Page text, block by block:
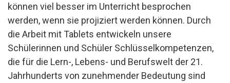
können viel besser im Unterricht besprochen
werden, wenn sie projiziert werden können. Durch
die Arbeit mit Tablets entwickeln unsere
Schülerinnen und Schüler Schlüsselkompetenzen,
die für die Lern-, Lebens- und Berufswelt der 21.
Jahrhunderts von zunehmender Bedeutung sind